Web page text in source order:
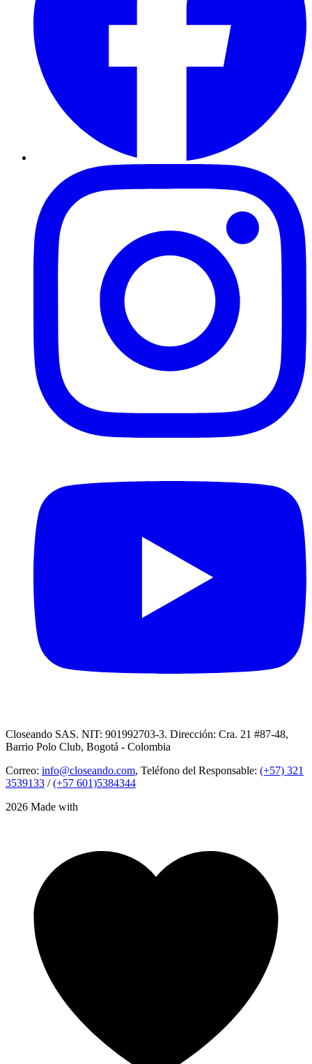
Closeando SAS. NIT: 901992703-3. Dirección: Cra. 21 #87-48,
Barrio Polo Club, Bogotá - Colombia
Correo: info@closeando.com, Teléfono del Responsable: (+57) 321
3539133 /(+57 601)5384344
2026 Made with